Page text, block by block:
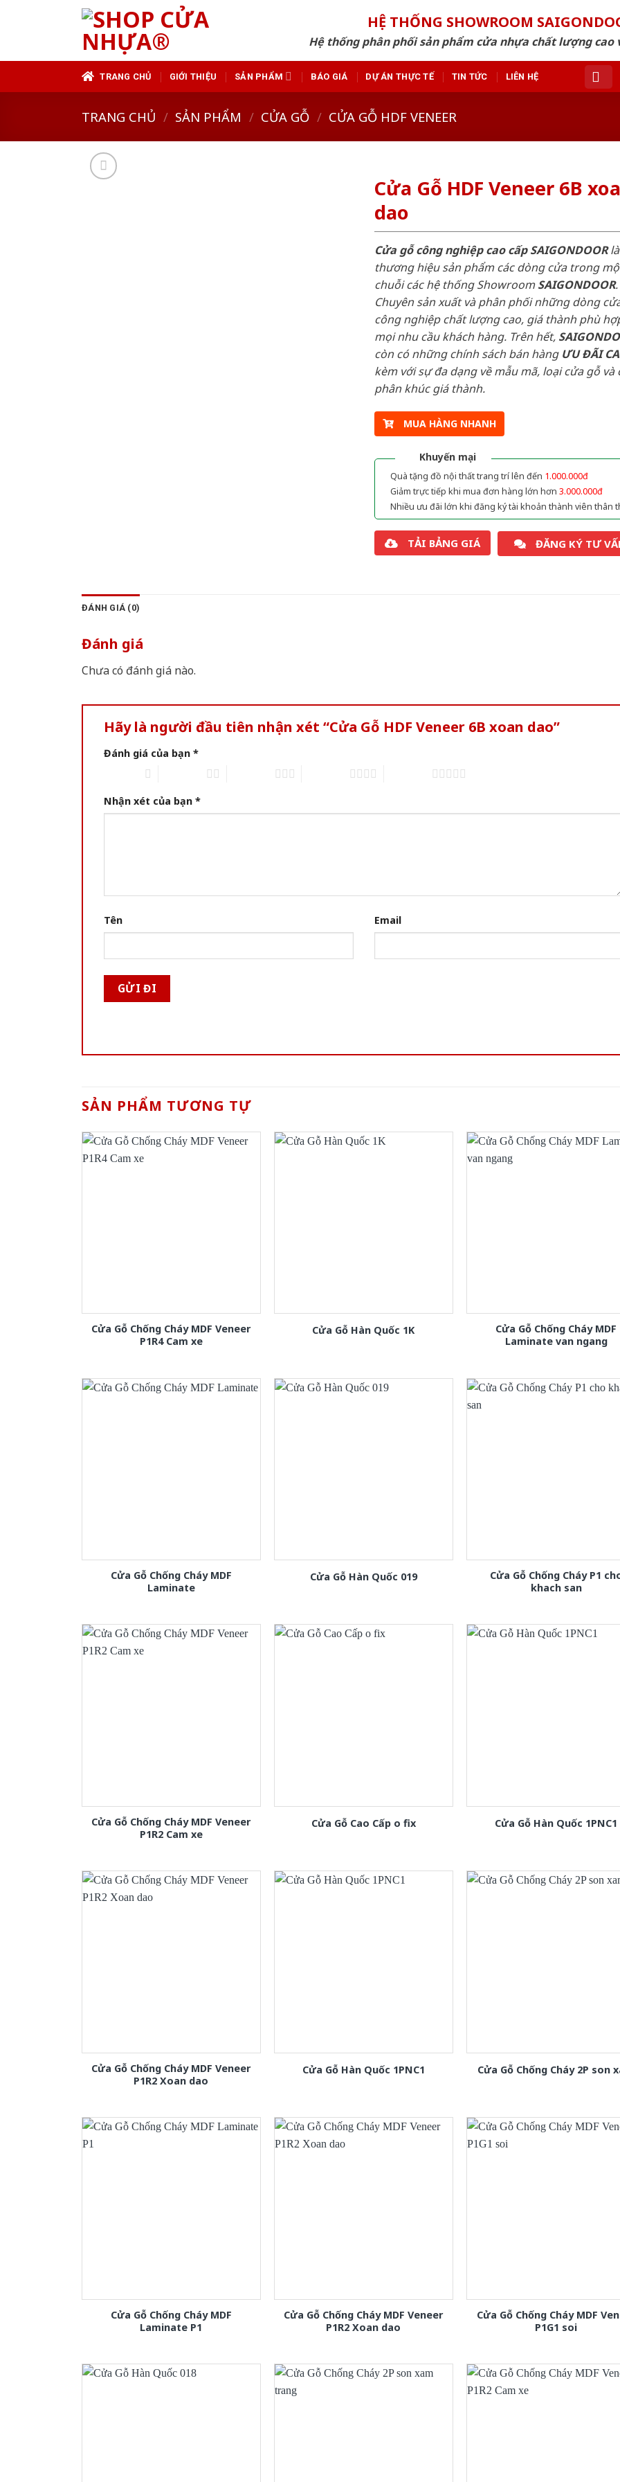
HỆ THỐNG SHOWROOM
Hệ thống phân phối sản phẩm cửa nhựa chất lượng cao
TRANG CHỦ GIỚI THIỆU SẢN PHẨM BÁO GIÁ DỰ ÁN THỰC TẾ TIN TỨC LIÊN HỆ
TRANG CHỦ / SẢN PHẨM / CỬA GỖ / CỬA GỖ HDF VENEER
Cửa Gỗ HDF Veneer 6B
dao
Cửa gỗ công nghiệp cao cấp SAIGONDOORlà
thương hiệu sản phẩm các dòng cửa trong
chuỗi các hệ thống ShowroomSAIGONDOOR.
Chuyên sản xuất và phân phối những dòng
công nghiệp chất lượng cao, giá thành phù
mọi nhu cầu khách hàng. Trên hết,
còn có những chính sách bán hàng ƯU ĐÃI
kèm với sự đa dạng về mẫu mã, loại cửa gỗ và
phân khúc giá thành.
MUA HÀNG NHANH
Khuyến mại
Quà tặng đồ nội thất trang trí lên đến 1.000.000đ
Giảm trực tiếp khi mua đơn hàng lớn hơn 3.000.000đ
Nhiều ưu đãi lớn khi đăng ký tài khoản thành viên thân
TẢI BẢNG GIÁ ĐĂNG KÝ TƯ
ĐÁNH GIÁ (0)
Đánh giá
Chưa có đánh giá nào.
Hãy là người đầu tiên nhận xét “Cửa Gỗ HDF Veneer 6B xoan dao”
Đánh giá của bạn *
Nhận xét của bạn *
Tên Email
SẢN PHẨM TƯƠNG TỰ
Cửa Gỗ Chống Cháy MDF Veneer
P1R4 Cam xe
Cửa Gỗ Hàn Quốc 1K
Cửa Gỗ Chống Cháy MDF
Laminate van ngang
Cửa Gỗ Chống Cháy MDF
Laminate
Cửa Gỗ Hàn Quốc 019
Cửa Gỗ Chống Cháy P1
khach san
Cửa Gỗ Chống Cháy MDF Veneer
P1R2 Cam xe
Cửa Gỗ Cao Cấp o fix Cửa Gỗ Hàn Quốc 1PNC1
Cửa Gỗ Chống Cháy MDF Veneer
P1R2 Xoan dao
Cửa Gỗ Hàn Quốc 1PNC1 Cửa Gỗ Chống Cháy 2P son
Cửa Gỗ Chống Cháy MDF
Laminate P1
Cửa Gỗ Chống Cháy MDF Veneer
P1R2 Xoan dao
Cửa Gỗ Chống Cháy MDF
P1G1 soi